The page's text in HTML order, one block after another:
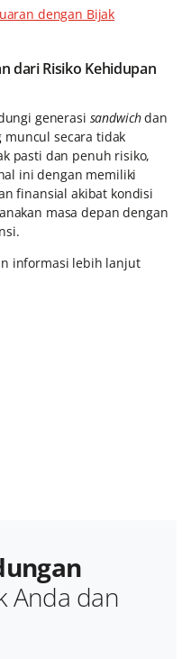
dengan Bijak
dari Risiko Kehidupan
generasi sandwichdan
secara tidak
pasti dan penuh risiko,
ini dengan memiliki
finansial akibat kondisi
masa depan dengan
informasi lebih lanjut
Anda dan